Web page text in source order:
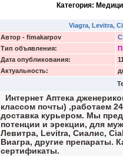
Категория:
Viagra, Levitra,
Автор - fimakarpov
Тип объявления:
П
Дата опубликования:
Актуальность:
Интернет Аптека
классом почты) ,работаем
доставка курьером. Мы
потенции и эрекции, для
Левитра, Levitra, Сиалис,
Виагра, другие препараты.
сертификаты.